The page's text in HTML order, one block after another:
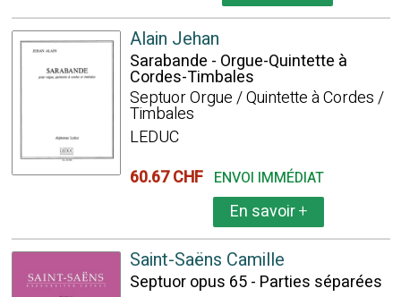
Alain Jehan
Sarabande - Orgue-Quintette à
Cordes-Timbales
Septuor Orgue / Quintette à Cordes /
Timbales
LEDUC
60.67 CHF ENVOI IMMÉDIAT
En savoir+
Saint-Saëns Camille
Septuor opus 65 - Parties séparées